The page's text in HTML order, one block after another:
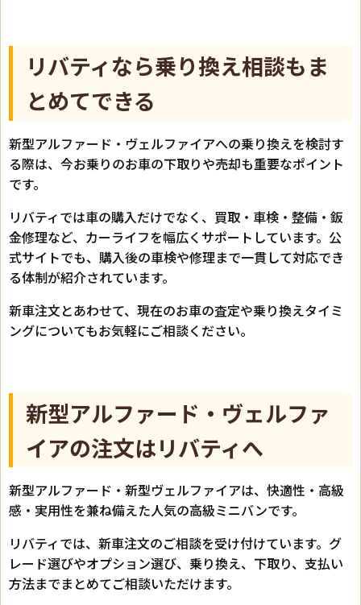
リバティなら乗り換え相談もま
とめてできる
新型アルファード・ヴェルファイアへの乗り換えを検討す
る際は、今お乗りのお車の下取りや売却も重要なポイント
です。
リバティでは車の購入だけでなく、買取・車検・整備・鈑
金修理など、カーライフを幅広くサポートしています。公
式サイトでも、購入後の車検や修理まで一貫して対応でき
る体制が紹介されています。
新車注文とあわせて、現在のお車の査定や乗り換えタイミ
ングについてもお気軽にご相談ください。
新型アルファード・ヴェルファ
イアの注文はリバティへ
新型アルファード・新型ヴェルファイアは、快適性・高級
感・実用性を兼ね備えた人気の高級ミニバンです。
リバティでは、新車注文のご相談を受け付けています。グ
レード選びやオプション選び、乗り換え、下取り、支払い
方法までまとめてご相談いただけます。